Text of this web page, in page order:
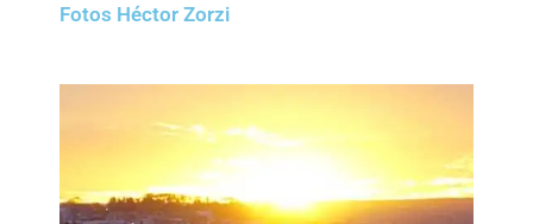
Fotos Héctor Zorzi